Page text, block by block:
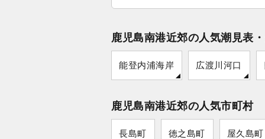
鹿児島南港近郊の人気潮見表
能登内浦海岸 広渡川河口
鹿児島南港近郊の人気市町村
長島町 徳之島町 屋久島町